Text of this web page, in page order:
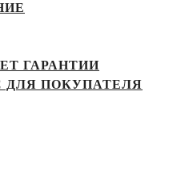
ГАРАНТИИ
ДЛЯ ПОКУПАТЕЛЯ